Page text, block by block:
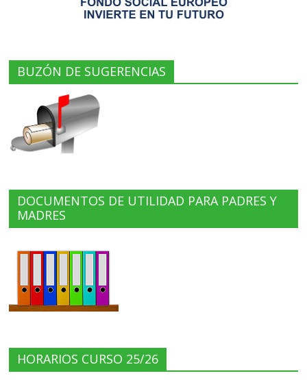
BUZÓN DE SUGERENCIAS
DOCUMENTOS DE UTILIDAD PARA PADRES Y
MADRES
HORARIOS CURSO 25/26